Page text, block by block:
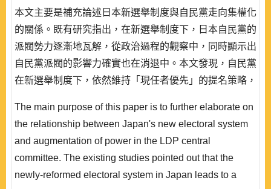
本文主要是補充論述日本新選舉制度與自民黨走向集權化
的關係。既有研究指出，在新選舉制度下，日本自民黨的
派閥勢力逐漸地瓦解，從政治過程的觀察中，同時顯示出
自民黨派閥的影響力確實也在消退中。本文發現，自民黨
在新選舉制度下，依然維持「現任者優先」的提名策略，
而言，派閥勢力應該保有足夠的生存空間，又為何會在新
選舉制度下逐漸消退呢 ? 本文擬從候選人在新選舉制度
下的「趨中現象」、「政權公約」的黨中央主導、重複提
名的設計與比例的提高，以及 「七十三歲屆..
The main purpose of this paper is to further elaborate on
the relationship between Japan's new electoral system
and augmentation of power in the LDP central
committee. The existing studies pointed out that the
newly-reformed electoral system in Japan leads to a